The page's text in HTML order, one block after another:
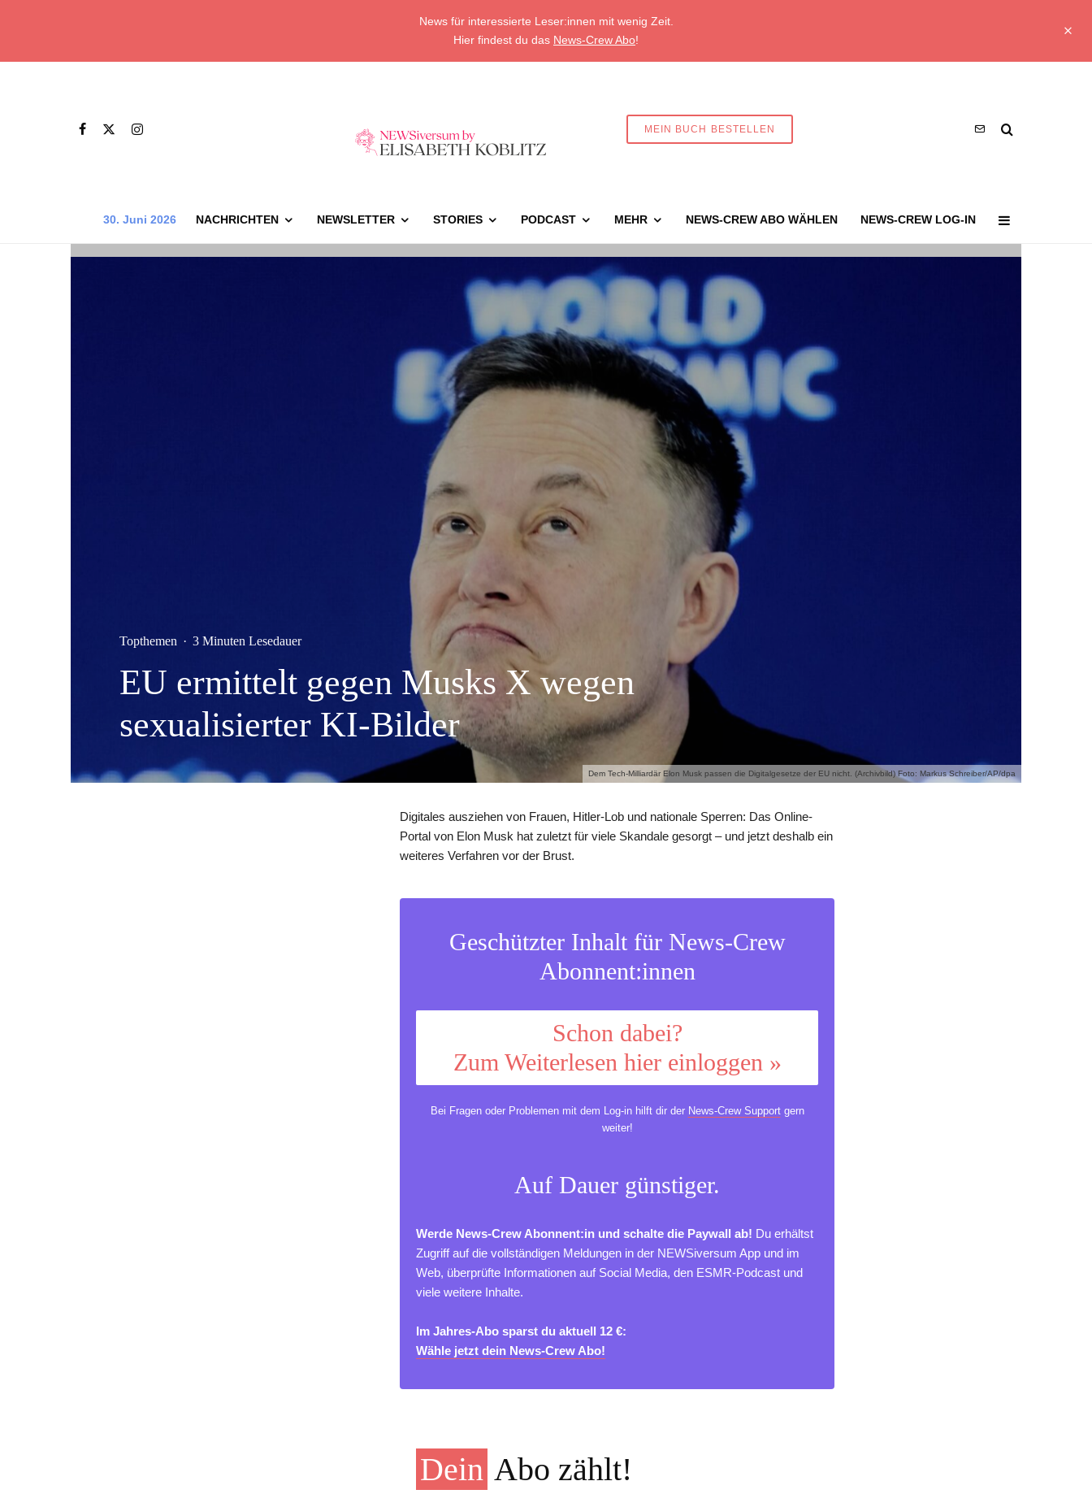
News für interessierte Leser:innen mit wenig Zeit.
Hier findest du das News-Crew Abo!
MEIN BUCH BESTELLEN
30. Juni 2026 NACHRICHTEN NEWSLETTER STORIES PODCAST MEHR NEWS-CREW ABO WÄHLEN NEWS-CREW LOG-IN
Dem Tech-Milliardär Elon Musk passen die Digitalgesetze der EU nicht. (Archivbild) Foto: Markus Schreiber/AP/dpa
Topthemen · 3 Minuten Lesedauer
EU ermittelt gegen Musks X wegen
sexualisierter KI-Bilder
Digitales ausziehen von Frauen, Hitler-Lob und nationale Sperren: Das Online-
Portal von Elon Musk hat zuletzt für viele Skandale gesorgt – und jetzt deshalb ein
weiteres Verfahren vor der Brust.
Geschützter Inhalt für News-Crew
Abonnent:innen
Schon dabei?
Zum Weiterlesen hier einloggen »
Bei Fragen oder Problemen mit dem Log-in hilft dir der News-Crew Supportgern
weiter!
Auf Dauer günstiger.
Werde News-Crew Abonnent:in und schalte die Paywall ab! Du erhältst
Zugriff auf die vollständigen Meldungen in der NEWSiversum App und im
Web, überprüfte Informationen auf Social Media, den ESMR-Podcast und
viele weitere Inhalte.
Im Jahres-Abo sparst du aktuell 12 €:
Wähle jetzt dein News-Crew Abo!
Dein Abo zählt!